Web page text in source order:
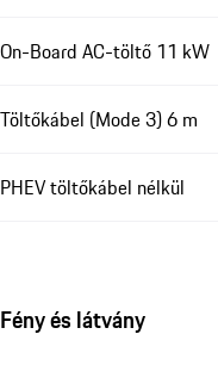
On-Board AC-töltő 11 kW
Töltőkábel (Mode 3) 6 m
PHEV töltőkábel nélkül
Fény és látvány